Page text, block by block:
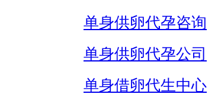
单身供卵代孕咨询
单身供卵代孕公司
单身借卵代生中心